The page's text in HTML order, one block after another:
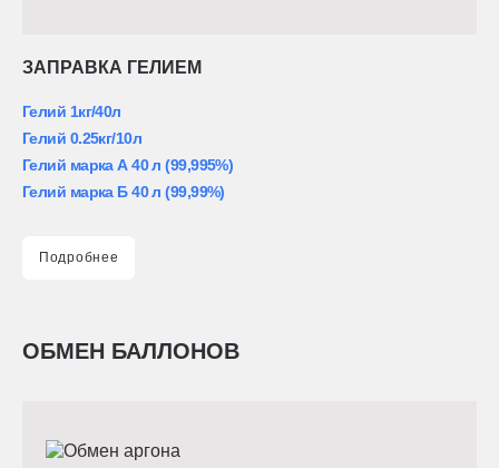
ЗАПРАВКА ГЕЛИЕМ
Гелий 1кг/40л
Гелий 0.25кг/10л
Гелий марка А 40 л (99,995%)
Гелий марка Б 40 л (99,99%)
Подробнее
ОБМЕН БАЛЛОНОВ